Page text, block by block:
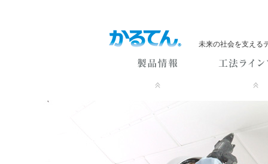
未来の社会を支える